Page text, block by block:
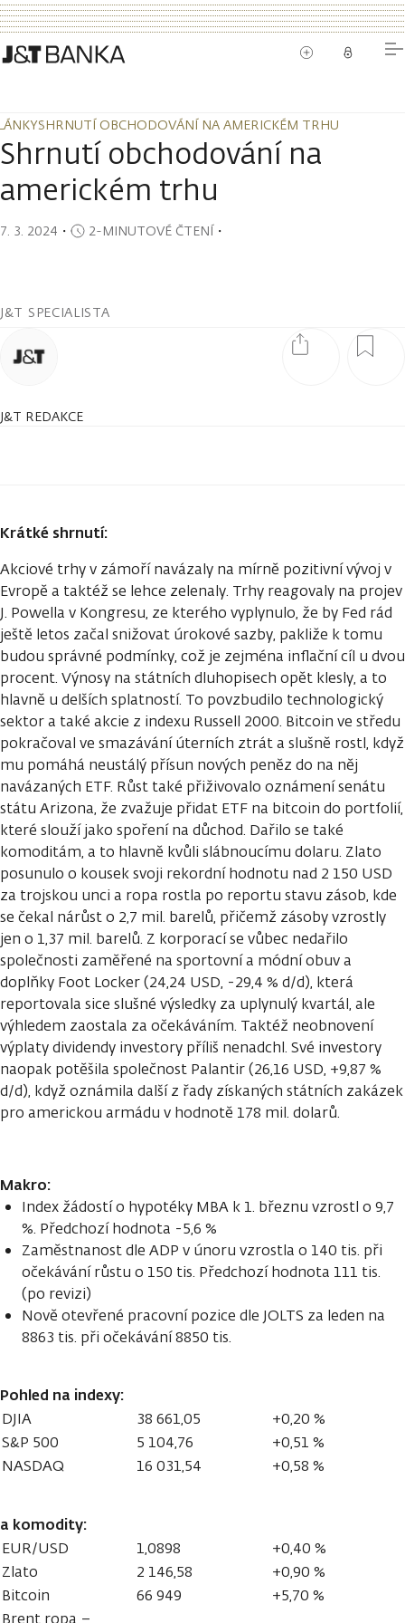
SHRNUTÍ OBCHODOVÁNÍ NA AMERICKÉM TRHU
SHRNUTÍ OBCHODOVÁNÍ NA AMERICKÉM TRHU
Shrnutí obchodování na
americkém trhu
7. 3. 2024 ・ 2-MINUTOVÉ ČTENÍ・
J&T SPECIALISTA
J&T REDAKCE
Krátké shrnutí:
Akciové trhy v zámoří navázaly na mírně pozitivní vývoj v
Evropě a taktéž se lehce zelenaly. Trhy reagovaly na projev
J. Powella v Kongresu, ze kterého vyplynulo, že by Fed rád
ještě letos začal snižovat úrokové sazby, pakliže k tomu
budou správné podmínky, což je zejména inflační cíl u dvou
procent. Výnosy na státních dluhopisech opět klesly, a to
hlavně u delších splatností. To povzbudilo technologický
sektor a také akcie z indexu Russell 2000. Bitcoin ve středu
pokračoval ve smazávání úterních ztrát a slušně rostl, když
mu pomáhá neustálý přísun nových peněz do na něj
navázaných ETF. Růst také přiživovalo oznámení senátu
státu Arizona, že zvažuje přidat ETF na bitcoin do portfolií,
které slouží jako spoření na důchod. Dařilo se také
komoditám, a to hlavně kvůli slábnoucímu dolaru. Zlato
posunulo o kousek svoji rekordní hodnotu nad 2 150 USD
za trojskou unci a ropa rostla po reportu stavu zásob, kde
se čekal nárůst o 2,7 mil. barelů, přičemž zásoby vzrostly
jen o 1,37 mil. barelů. Z korporací se vůbec nedařilo
společnosti zaměřené na sportovní a módní obuv a
doplňky Foot Locker (24,24 USD, -29,4 % d/d), která
reportovala sice slušné výsledky za uplynulý kvartál, ale
výhledem zaostala za očekáváním. Taktéž neobnovení
výplaty dividendy investory příliš nenadchl. Své investory
naopak potěšila společnost Palantir (26,16 USD, +9,87 %
d/d), když oznámila další z řady získaných státních zakázek
pro americkou armádu v hodnotě 178 mil. dolarů.
Makro:
Index žádostí o hypotéky MBA k 1. březnu vzrostl o 9,7
%. Předchozí hodnota -5,6 %
Zaměstnanost dle ADP v únoru vzrostla o 140 tis. při
očekávání růstu o 150 tis. Předchozí hodnota 111 tis.
(po revizi)
Nově otevřené pracovní pozice dle JOLTS za leden na
8863 tis. při očekávání 8850 tis.
Pohled na indexy:
DJIA 38 661,05
+0,20 %
S&P 500
5 104,76
+0,51 %
NASDAQ
16 031,54 +0,58 %
a komodity:
EUR/USD 1,0898
+0,40 %
Zlato
2 146,58
+0,90 %
Bitcoin
66 949
+5,70 %
Brent ropa –